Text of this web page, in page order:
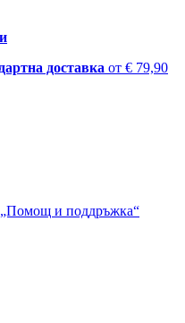
доставка от € 79,90
и поддръжка“